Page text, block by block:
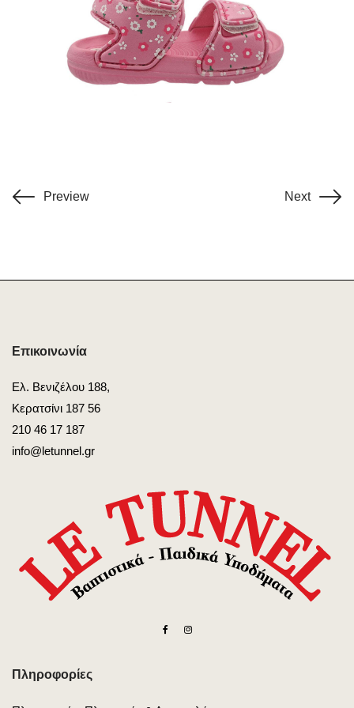
Preview Next
Επικοινωνία
Ελ. Βενιζέλου 188,
Κερατσίνι 187 56
210 46 17 187
info@letunnel.gr
Πληροφορίες